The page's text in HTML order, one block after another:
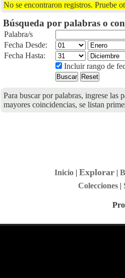
No se encontraron registros. Pruebe
Búsqueda por palabras o
Palabra/s
Fecha Desde:
Fecha Hasta:
Incluir rango de
Para buscar por palabras, ingrese las
mayores coincidencias, se listan
Inicio| Explorar|
Colecciones|